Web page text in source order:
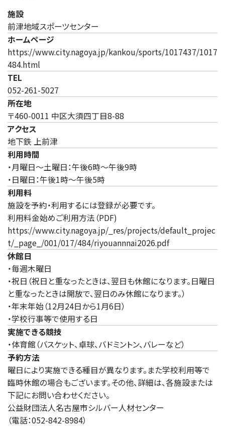
施設
前津地域スポーツセンター
ホームページ
https://www.city.nagoya.jp/kankou/sports/1017437/1017
484.html
TEL
052-261-5027
所在地
〒460-0011 中区大須四丁目8-88
アクセス
地下鉄 上前津
利用時間
・月曜日～土曜日：午後6時～午後9時
・日曜日：午後1時～午後5時
利用料
施設を予約・利用するには登録が必要です。
利用料金始めご利用方法（PDF)
https://www.city.nagoya.jp/_res/projects/default_projec
t/_page_/001/017/484/riyouannnai2026.pdf
休館日
・毎週木曜日
・祝日（祝日と重なったときは、翌日も休館になります。日曜日
と重なったときは開放で、翌日のみ休館になります。）
・年末年始（12月24日から1月6日）
・学校行事等で使用する日
実施できる競技
・体育館（バスケット、卓球、バドミントン、バレーなど）
予約方法
曜日により実施できる種目が異なります。また学校利用等で
臨時休館の場合もございます。その他、詳細は、各施設または
下記にお問い合わせください。
公益財団法人名古屋市シルバー人材センター
（電話：052-842-8984）